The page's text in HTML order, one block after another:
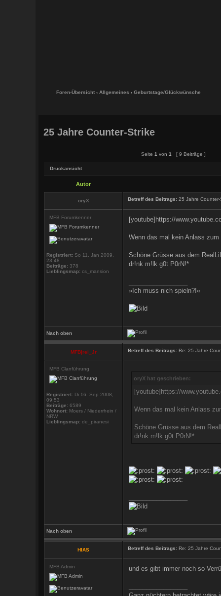
Foren-Übersicht ‹ Allgemeines ‹ Geburtstage/Glückwünsche
25 Jahre Counter-Strike
Seite 1 von 1 [ 9 Beiträge ]
Druckansicht
Autor
oryX Betreff des Beitrags: 25 Jahre Counter-
MFB Forumkenner
Registriert: So 11. Jan 2009,
23:48
Beiträge: 378
Lieblingsmap: cs_mansion
[youtube]https://
Wenn das mal kein Anlass
Schöne Grüsse aus dem
dr!nk m!lk g0t P0rN!*
»Ich muss nich spieln?!«
Nach oben
MFB|rei_Jr Betreff des Beitrags: Re: 25 Jahre
MFB Clanführung
Registriert: Di 16. Sep 2008,
09:53
Beiträge: 6589
Wohnort: Moers / Niederrhein /
NRW
Lieblingsmap: de_piranesi
oryX hat geschrieben:
[youtube]https://
Wenn das mal kein Anlass
Schöne Grüsse aus dem
dr!nk m!lk g0t P0rN!*
Nach oben
HIAS Betreff des Beitrags: Re: 25 Jahre
MFB Admin und es gibt immer noch so